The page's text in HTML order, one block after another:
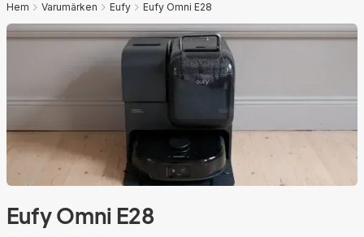
Hem Varumärken Eufy Eufy Omni E28
Eufy Omni E28